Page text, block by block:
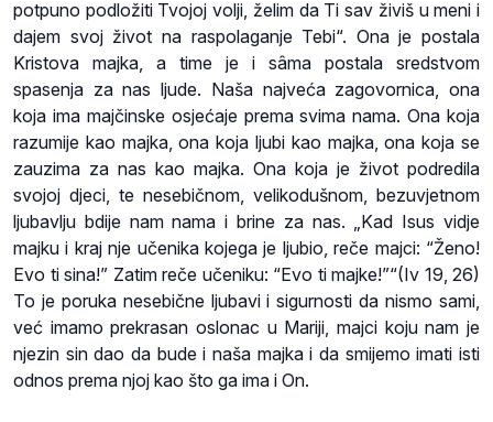
potpuno podložiti Tvojoj volji, želim da Ti sav živiš u meni i
dajem svoj život na raspolaganje Tebi“. Ona je postala
Kristova majka, a time je i sâma postala sredstvom
spasenja za nas ljude. Naša najveća zagovornica, ona
koja ima majčinske osjećaje prema svima nama. Ona koja
razumije kao majka, ona koja ljubi kao majka, ona koja se
zauzima za nas kao majka. Ona koja je život podredila
svojoj djeci, te nesebičnom, velikodušnom, bezuvjetnom
ljubavlju bdije nam nama i brine za nas. „Kad Isus vidje
majku i kraj nje učenika kojega je ljubio, reče majci: “Ženo!
Evo ti sina!” Zatim reče učeniku: “Evo ti majke!”“(Iv 19, 26)
To je poruka nesebične ljubavi i sigurnosti da nismo sami,
već imamo prekrasan oslonac u Mariji, majci koju nam je
njezin sin dao da bude i naša majka i da smijemo imati isti
odnos prema njoj kao što ga ima i On.